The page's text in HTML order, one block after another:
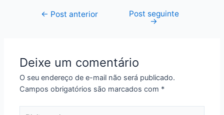
Navegação
← Post anterior Post seguinte
→
Deixe um comentário
O seu endereço de e-mail não será publicado.
Campos obrigatórios são marcados com *